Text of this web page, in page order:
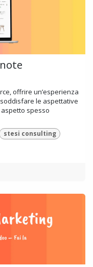
offrire un’esperienza
le aspettative
spesso
stesi consulting